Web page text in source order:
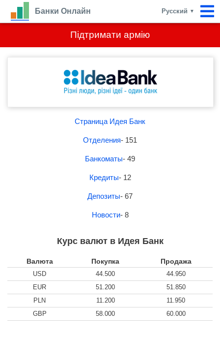
Підтримати армію
Банки Онлайн Русский ▼
Страница Идея Банк
Отделения- 151
Банкоматы- 49
Кредиты- 12
Депозиты- 67
Новости- 8
Курс валют в Идея Банк
Валюта Покупка Продажа
USD 44.500
44.950
EUR
51.200
51.850
PLN
11.200
11.950
GBP
58.000 60.000